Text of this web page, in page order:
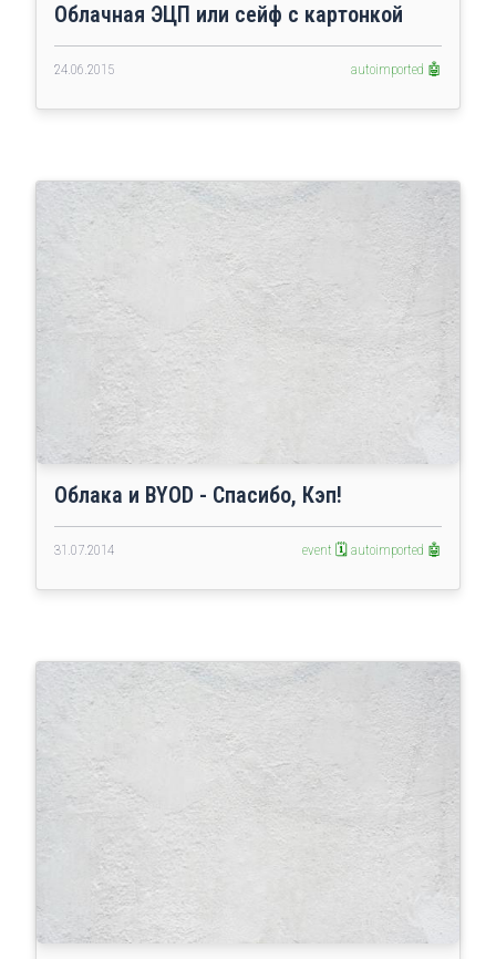
Облачная ЭЦП или сейф с картонкой
24.06.2015 autoimported 🤖
Облака и BYOD - Спасибо, Кэп!
31.07.2014 event 🗓️ autoimported 🤖